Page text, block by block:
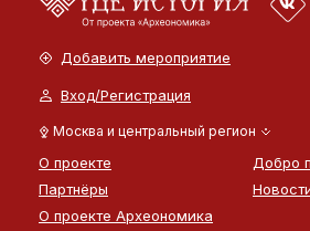
Добавить мероприятие
Вход/Регистрация
Москва и центральный регион
О проекте
Добро
Партнёры
О проекте Археономика